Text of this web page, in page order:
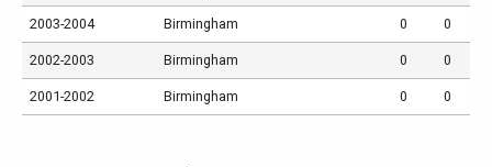
2003-2004 Birmingham 0 0
2002-2003 Birmingham 0 0
2001-2002 Birmingham 0 0